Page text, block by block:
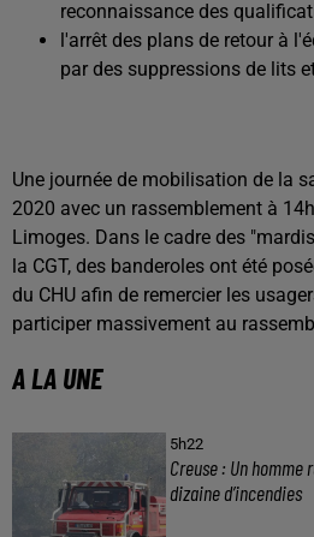
reconnaissance des
l'arrêt des plans de retour à
par des suppressions de lits
Une journée de mobilisation de la
2020 avec un rassemblement à
Limoges. Dans le cadre des
la CGT, des banderoles ont été
du CHU afin de remercier les
participer massivement au
A LA UNE
5h22
Creuse : Un homme
dizaine d’incendies